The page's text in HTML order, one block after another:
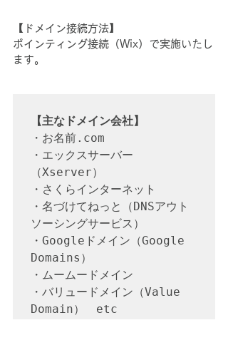
【ドメイン接続方法】
ポインティング接続（Wix）で実施いたし
ます。
【主なドメイン会社】
・お名前.com
・エックスサーバー
（Xserver）
・さくらインターネット
・名づけてねっと（DNSアウト
ソーシングサービス）
・Googleドメイン（Google
Domains）
・ムームードメイン
・バリュードメイン（Value